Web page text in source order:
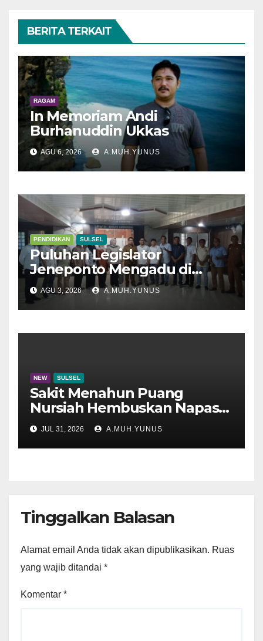
BERITA TERKAIT
RAGAM
In Memoriam Andi
Burhanuddin Ukkas
AGU 6, 2026 A.MUH.YUNUS
PENDIDIKAN SULSEL
Puluhan Legislator
Jeneponto Mengadu di
Disdik Sulsel
AGU 3, 2026 A.MUH.YUNUS
NEW SULSEL
Sakit Menahun Puang
Nursiah Hembuskan Napas
Terakhir
JUL 31, 2026 A.MUH.YUNUS
Tinggalkan Balasan
Alamat email Anda tidak akan dipublikasikan. Ruas
yang wajib ditandai *
Komentar *